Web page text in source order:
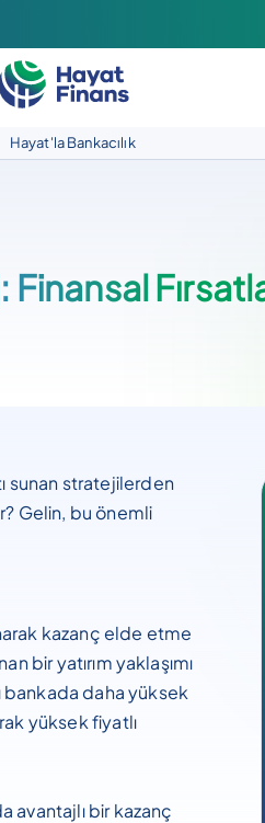
Hayat'la Bankacılık
sunan stratejilerden
Gelin, bu önemli
kazanç elde etme
bir yatırım yaklaşımı
bankada daha yüksek
yüksek fiyatlı
avantajlı bir kazanç